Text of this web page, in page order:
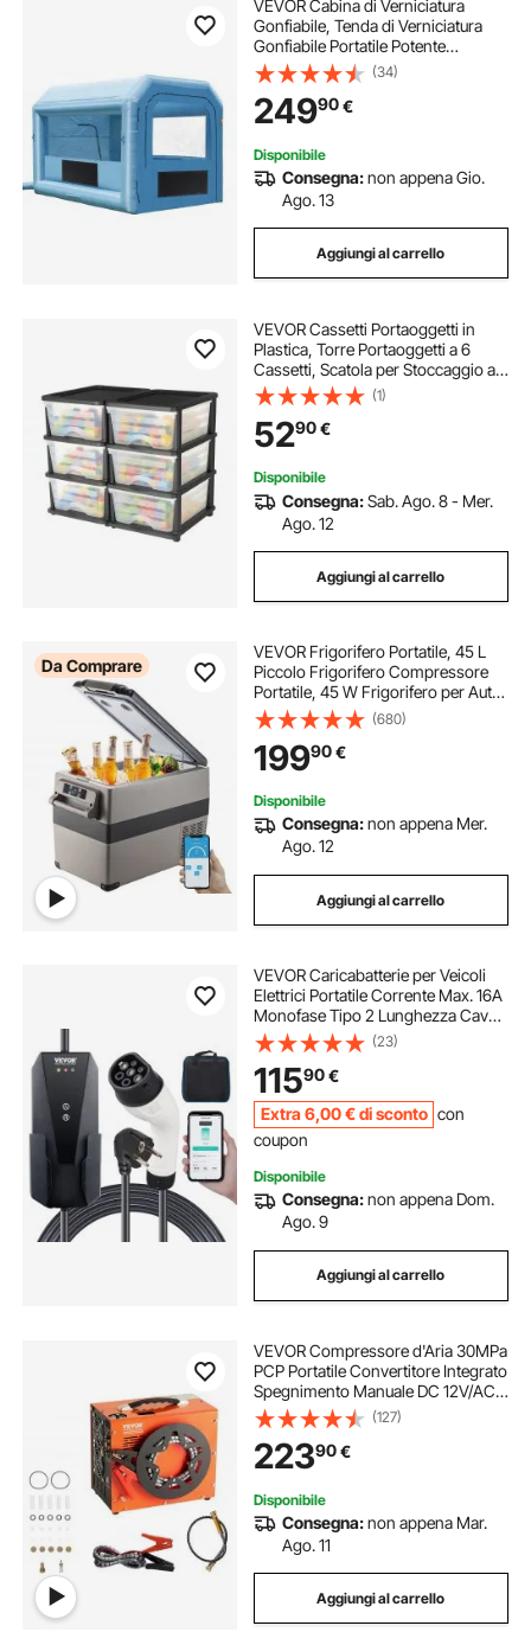
VEVOR Cabina di Verniciatura
Gonfiabile, Tenda di Verniciatura
Gonfiabile Portatile Potente
Ventilatore, Sistema di Filtro
dell'Aria, Verniciatura per Auto
Veicoli e Mobili 4 x 3 x 2,75 m, 750
W
(34)
24990€
Disponibile
Consegna:non appena Gio.
Ago. 13
Aggiungi al carrello
VEVOR Cassetti Portaoggetti in
Plastica, Torre Portaoggetti a 6
Cassetti, Scatola per Stoccaggio a 3
Livelli, Contenitori Trasparenti per
Forniture per Ufficio, Stanze per
hobby, Aule, Casa
(1)
5290€
Disponibile
Consegna:Sab. Ago. 8 - Mer.
Ago. 12
Aggiungi al carrello
Da Comprare
VEVOR Frigorifero Portatile, 45 L
Piccolo Frigorifero Compressore
Portatile, 45 W Frigorifero per Auto,
27 x 14 x 18 Pollici, Congelatore
Domestico, Frigorifero da Viaggio
Piccolo Congelatore per Auto
(680)
19990€
Disponibile
Consegna:non appena Mer.
Ago. 12
Aggiungi al carrello
VEVOR Caricabatterie per Veicoli
Elettrici Portatile Corrente Max. 16A
Monofase Tipo 2 Lunghezza Cavo
8,6m, Caricabatterie EV Portatile
Impermeabilità IP66 Controllo APP
Potenza Massima 3,68 kW 230V
(23)
11590€
Extra 6,00 €di sconto con
coupon
Disponibile
Consegna:non appena Dom.
Ago. 9
Aggiungi al carrello
VEVOR Compressore d'Aria 30MPa
PCP Portatile Convertitore Integrato
Spegnimento Manuale DC 12V/AC
230V, Compressore d'Aria Portatile
ad Alta Pressione Senza Acqua
Senza Olio per Pistola Aria
Compressa
(127)
22390€
Disponibile
Consegna:non appena Mar.
Ago. 11
Aggiungi al carrello